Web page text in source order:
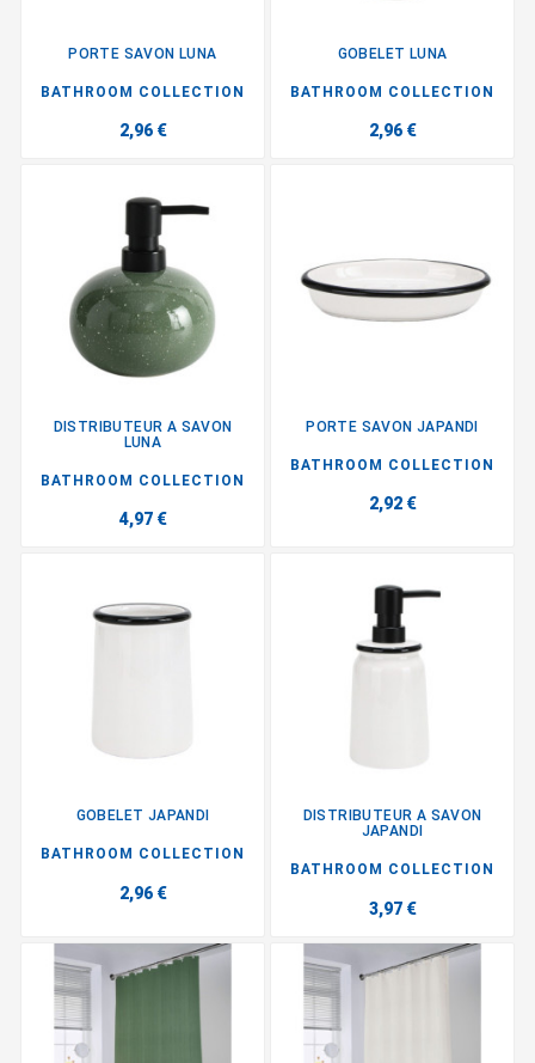
PORTE SAVON LUNA
BATHROOM COLLECTION
2,96 €
GOBELET LUNA
BATHROOM COLLECTION
2,96 €
DISTRIBUTEUR A SAVON
LUNA
BATHROOM COLLECTION
4,97 €
PORTE SAVON JAPANDI
BATHROOM COLLECTION
2,92 €
GOBELET JAPANDI
BATHROOM COLLECTION
2,96 €
DISTRIBUTEUR A SAVON
JAPANDI
BATHROOM COLLECTION
3,97 €